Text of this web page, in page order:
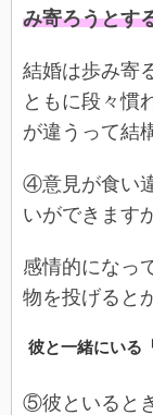
み寄ろうとす
結婚は歩み寄
ともに段々慣
が違うって結
④意見が食い
いができます
感情的になっ
物を投げると
彼と一緒にいる
⑤彼といると